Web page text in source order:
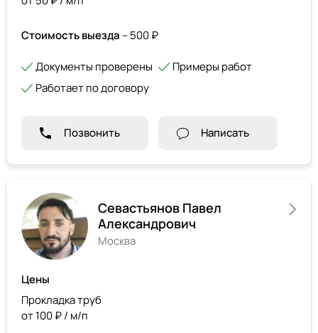
Стоимость выезда – 500 ₽
Документы проверены
Примеры работ
Работает по договору
Позвонить Написать
Севастьянов Павел
Александрович
Москва
Цены
Прокладка труб
от 100 ₽ / м/п